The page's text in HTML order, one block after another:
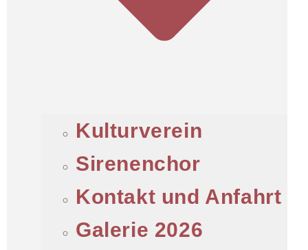
Kulturverein
Sirenenchor
Kontakt und Anfahrt
Galerie 2026